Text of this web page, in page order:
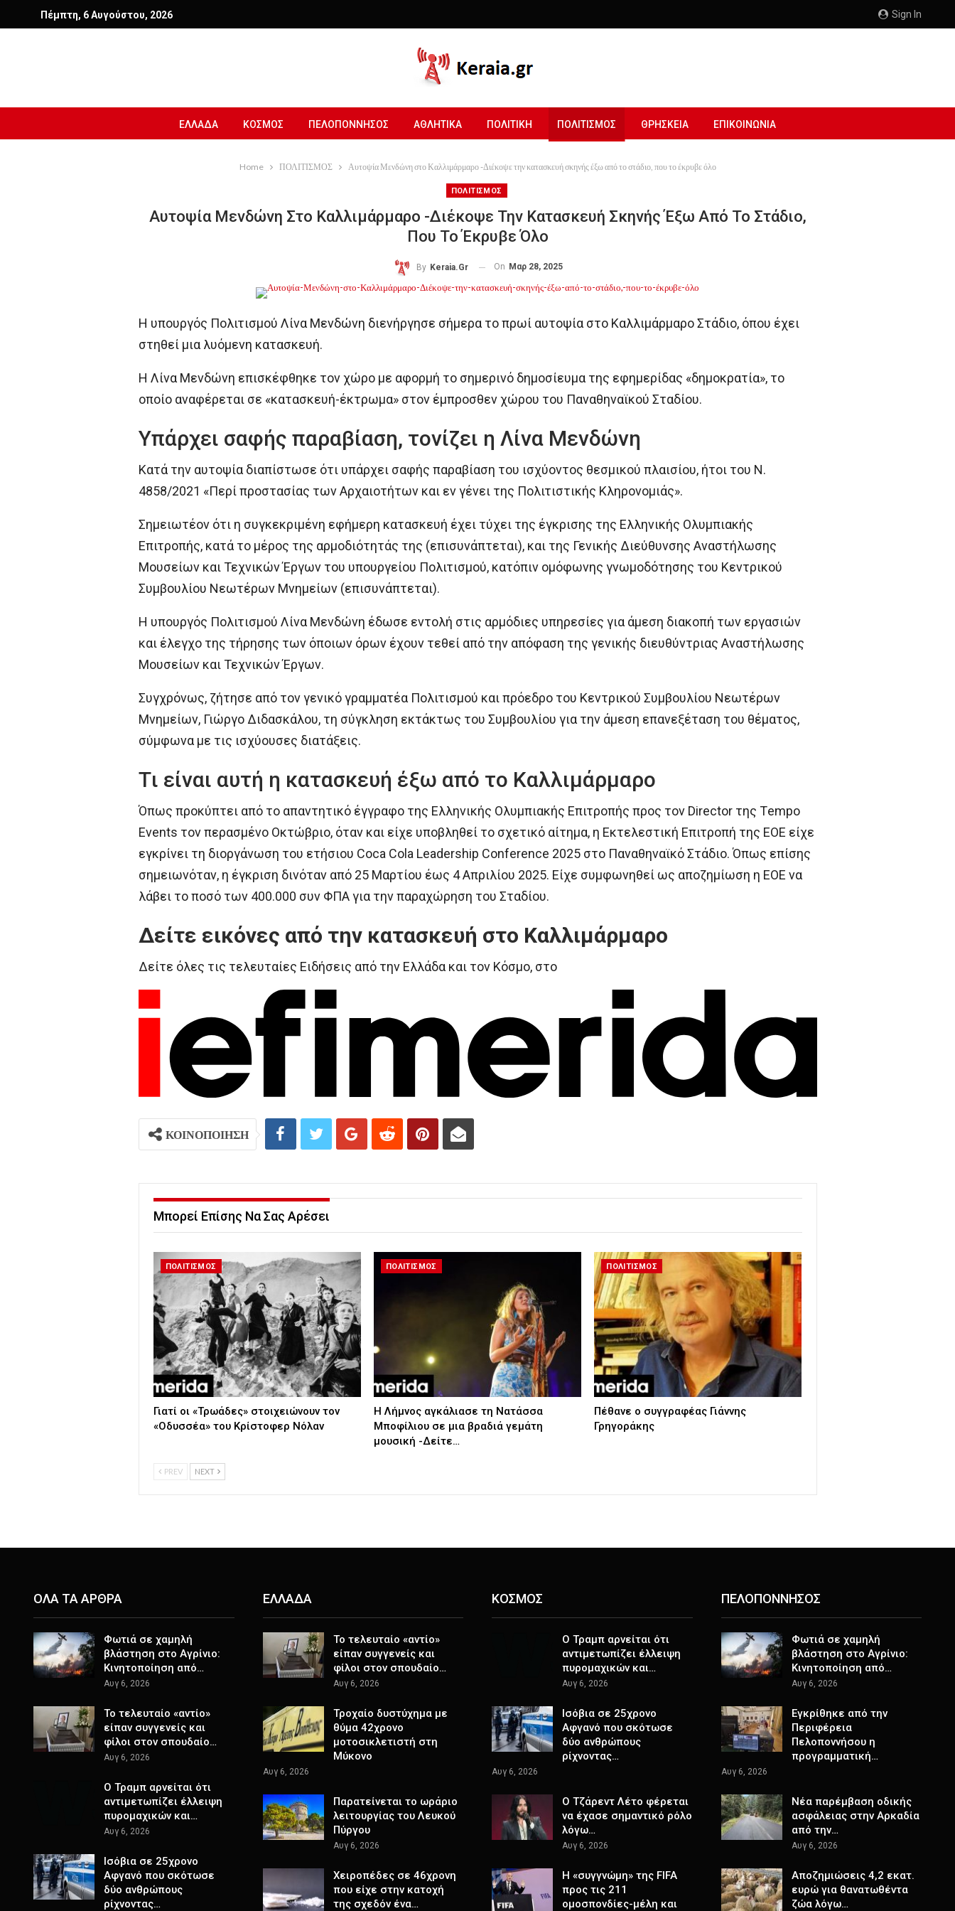
Sign In
Πέμπτη, 6 Αυγούστου, 2026
ΕΛΛΑΔΑ ΚΟΣΜΟΣ ΠΕΛΟΠΟΝΝΗΣΟΣ ΑΘΛΗΤΙΚΑ ΠΟΛΙΤΙΚΗ ΠΟΛΙΤΙΣΜΟΣ ΘΡΗΣΚΕΙΑ ΕΠΙΚΟΙΝΩΝΙΑ
Home ΠΟΛΙΤΙΣΜΟΣ Αυτοψία Μενδώνη στο Καλλιμάρμαρο -Διέκοψε την κατασκευή σκηνής έξω από το στάδιο, που το έκρυβε όλο
ΠΟΛΙΤΙΣΜΟΣ
Αυτοψία Μενδώνη Στο Καλλιμάρμαρο -Διέκοψε Την Κατασκευή Σκηνής Έξω Από Το Στάδιο,
Που Το Έκρυβε Όλο
By Keraia.gr On Μαρ 28, 2025
Η υπουργός Πολιτισμού Λίνα Μενδώνη διενήργησε σήμερα το πρωί αυτοψία στο Καλλιμάρμαρο Στάδιο, όπου έχει
στηθεί μια λυόμενη κατασκευή.
Η Λίνα Μενδώνη επισκέφθηκε τον χώρο με αφορμή το σημερινό δημοσίευμα της εφημερίδας «δημοκρατία», το
οποίο αναφέρεται σε «κατασκευή-έκτρωμα» στον έμπροσθεν χώρου του Παναθηναϊκού Σταδίου.
Υπάρχει σαφής παραβίαση, τονίζει η Λίνα Μενδώνη
Κατά την αυτοψία διαπίστωσε ότι υπάρχει σαφής παραβίαση του ισχύοντος θεσμικού πλαισίου, ήτοι του Ν.
4858/2021 «Περί προστασίας των Αρχαιοτήτων και εν γένει της Πολιτιστικής Κληρονομιάς».
Σημειωτέον ότι η συγκεκριμένη εφήμερη κατασκευή έχει τύχει της έγκρισης της Ελληνικής Ολυμπιακής
Επιτροπής, κατά το μέρος της αρμοδιότητάς της (επισυνάπτεται), και της Γενικής Διεύθυνσης Αναστήλωσης
Μουσείων και Τεχνικών Έργων του υπουργείου Πολιτισμού, κατόπιν ομόφωνης γνωμοδότησης του Κεντρικού
Συμβουλίου Νεωτέρων Μνημείων (επισυνάπτεται).
Η υπουργός Πολιτισμού Λίνα Μενδώνη έδωσε εντολή στις αρμόδιες υπηρεσίες για άμεση διακοπή των εργασιών
και έλεγχο της τήρησης των όποιων όρων έχουν τεθεί από την απόφαση της γενικής διευθύντριας Αναστήλωσης
Μουσείων και Τεχνικών Έργων.
Συγχρόνως, ζήτησε από τον γενικό γραμματέα Πολιτισμού και πρόεδρο του Κεντρικού Συμβουλίου Νεωτέρων
Μνημείων, Γιώργο Διδασκάλου, τη σύγκληση εκτάκτως του Συμβουλίου για την άμεση επανεξέταση του θέματος,
σύμφωνα με τις ισχύουσες διατάξεις.
Tι είναι αυτή η κατασκευή έξω από το Καλλιμάρμαρο
Όπως προκύπτει από το απαντητικό έγγραφο της Ελληνικής Ολυμπιακής Επιτροπής προς τον Director της Τempo
Events τον περασμένο Οκτώβριο, όταν και είχε υποβληθεί το σχετικό αίτημα, η Εκτελεστική Επιτροπή της ΕΟΕ είχε
εγκρίνει τη διοργάνωση του ετήσιου Coca Cola Leadership Conference 2025 στο Παναθηναϊκό Στάδιο. Όπως επίσης
σημειωνόταν, η έγκριση δινόταν από 25 Μαρτίου έως 4 Απριλίου 2025. Είχε συμφωνηθεί ως αποζημίωση η ΕΟΕ να
λάβει το ποσό των 400.000 συν ΦΠΑ για την παραχώρηση του Σταδίου.
Δείτε εικόνες από την κατασκευή στο Καλλιμάρμαρο
Δείτε όλες τις τελευταίες Ειδήσεις από την Ελλάδα και τον Κόσμο, στο
ΚΟΙΝΟΠΟΙΗΣΗ
Μπορεί Επίσης Να Σας Αρέσει
ΠΟΛΙΤΙΣΜΟΣ
Γιατί οι «Τρωάδες» στοιχειώνουν τον
«Οδυσσέα» του Κρίστοφερ Νόλαν
ΠΟΛΙΤΙΣΜΟΣ
Η Λήμνος αγκάλιασε τη Νατάσσα
Μποφίλιου σε μια βραδιά γεμάτη
μουσική -Δείτε…
ΠΟΛΙΤΙΣΜΟΣ
Πέθανε ο συγγραφέας Γιάννης
Γρηγοράκης
PREV NEXT
ΟΛΑ ΤΑ ΑΡΘΡΑ
Φωτιά σε χαμηλή
βλάστηση στο Αγρίνιο:
Κινητοποίηση από…
Αυγ 6, 2026
Το τελευταίο «αντίο»
είπαν συγγενείς και
φίλοι στον σπουδαίο…
Αυγ 6, 2026
Ο Τραμπ αρνείται ότι
αντιμετωπίζει έλλειψη
πυρομαχικών και…
Αυγ 6, 2026
Ισόβια σε 25χρονο
Αφγανό που σκότωσε
δύο ανθρώπους
ρίχνοντας…
ΕΛΛΑΔΑ
Το τελευταίο «αντίο»
είπαν συγγενείς και
φίλοι στον σπουδαίο…
Αυγ 6, 2026
Τροχαίο δυστύχημα με
θύμα 42χρονο
μοτοσικλετιστή στη
Μύκονο
Αυγ 6, 2026
Παρατείνεται το ωράριο
λειτουργίας του Λευκού
Πύργου
Αυγ 6, 2026
Χειροπέδες σε 46χρονη
που είχε στην κατοχή
της σχεδόν ένα…
ΚΟΣΜΟΣ
Ο Τραμπ αρνείται ότι
αντιμετωπίζει έλλειψη
πυρομαχικών και…
Αυγ 6, 2026
Ισόβια σε 25χρονο
Αφγανό που σκότωσε
δύο ανθρώπους
ρίχνοντας…
Αυγ 6, 2026
Ο Τζάρεντ Λέτο φέρεται
να έχασε σημαντικό ρόλο
λόγω…
Αυγ 6, 2026
Η «συγγνώμη» της FIFA
προς τις 211
ομοσπονδίες-μέλη και
ΠΕΛΟΠΟΝΝΗΣΟΣ
Φωτιά σε χαμηλή
βλάστηση στο Αγρίνιο:
Κινητοποίηση από…
Αυγ 6, 2026
Εγκρίθηκε από την
Περιφέρεια
Πελοποννήσου η
προγραμματική…
Αυγ 6, 2026
Νέα παρέμβαση οδικής
ασφάλειας στην Αρκαδία
από την…
Αυγ 6, 2026
Αποζημιώσεις 4,2 εκατ.
ευρώ για θανατωθέντα
ζώα λόγω…